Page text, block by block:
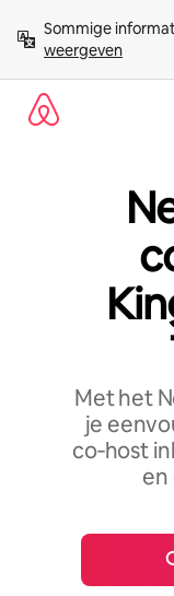
direct
naar
inhoud
Sommige
weergeven
Met het
je
co‑host
en